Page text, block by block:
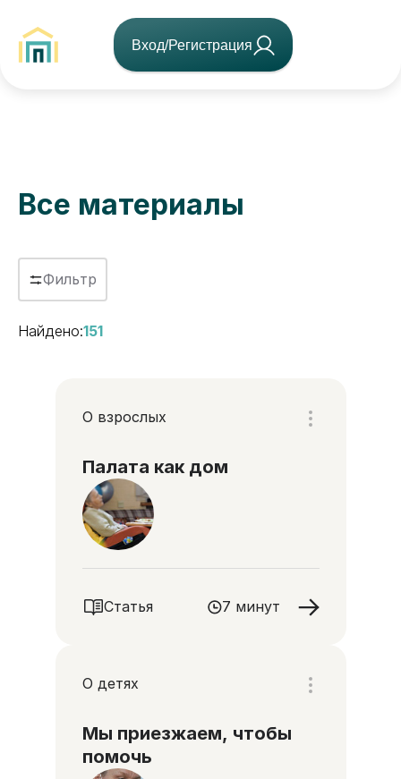
Вход/Регистрация
Все материалы
Фильтр
Найдено:151
О взрослых
Палата как дом
Статья 7 минут
О детях
Мы приезжаем, чтобы
помочь